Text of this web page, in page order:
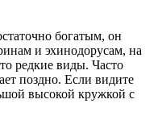
богатым, он
и эхинодорусам, на
редкие виды. Часто
поздно. Если видите
высокой кружкой с